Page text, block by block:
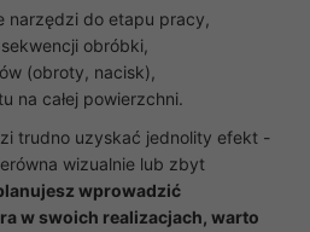
narzędzi do etapu pracy,
obróbki,
(obroty, nacisk),
na całej powierzchni.
trudno uzyskać jednolity efekt -
wizualnie lub zbyt
wprowadzić
w swoich realizacjach, warto